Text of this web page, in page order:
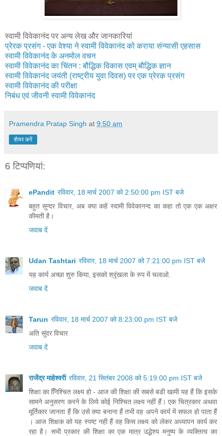
स्वामी विवेकानंद पर अन्य लेख और जानकारियां
प्रेरक प्रसंग - एक वेश्या ने स्वामी विवेकानंद को कराया संन्यासी एहसास
स्वामी विवेकानंद के अनमोल वचन
स्वामी विवेकानंद का चिंतन : बौद्धिक विकास एवम् बौद्धिक ज्ञान
स्‍वामी विवेकानंद जयंती (राष्‍ट्रीय युवा दिवस) पर एक प्रेरक प्रसंग
स्वामी विवेकानंद की परीक्षा
निबंध एवं जीवनी स्वामी विवेकानंद
Pramendra Pratap Singh at 9:50 am
शेयर करें
6 टिप्‍पणियां:
ePandit रविवार, 18 मार्च 2007 को 2:50:00 pm IST बजे
बहुत सुन्दर विचार, अब क्या कहें स्वामी विवेकानन्द का कहा तो एक एक अक्षर
कीमती है।
जवाब दें
Udan Tashtari रविवार, 18 मार्च 2007 को 7:21:00 pm IST बजे
यह कार्य अच्छा शुरु किया, इसको श्रृंखला के रुप में चलाओ.
जवाब दें
Tarun रविवार, 18 मार्च 2007 को 8:23:00 pm IST बजे
अति सुंदर विचार
जवाब दें
राजेंद्र माहेश्वरी रविवार, 21 सितंबर 2008 को 5:19:00 pm IST बजे
शिक्षा का नििश्चित लक्ष्य हो - आज की शिक्षा की सबसे बडी खामी यह हैं कि इसके
सामने अनुसरण करने के लिये कोई निश्चित लक्ष्य नहीं हैं। एक चित्रकार अथवा
मूर्तिकार जानता हैं कि उसे क्या बनाना हैं तभी वह अपने कार्य में सफल हो पाता हैं
। आज शिक्षक को यह स्पष्ट नही हैं वह किस लक्ष्य को लेकर अध्यापन कार्य कर
रहा है। सभी प्रकार की शिक्षा का एक मात्र उद्धेश्य मनुष्य के व्यक्तित्व का